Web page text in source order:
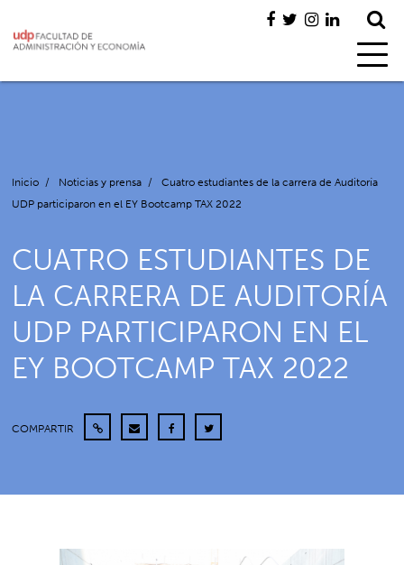
Inicio / Noticias y prensa /
Cuatro estudiantes de la carrera de Auditoría
UDP participaron en el EY Bootcamp TAX 2022
CUATRO ESTUDIANTES DE
LA CARRERA DE AUDITORÍA
UDP PARTICIPARON EN EL
EY BOOTCAMP TAX 2022
COMPARTIR